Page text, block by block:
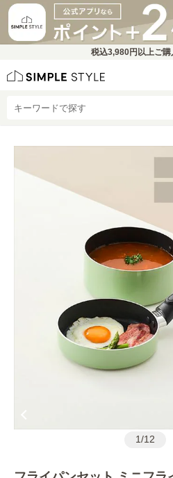
税込3,980円 以上ご購
1/12